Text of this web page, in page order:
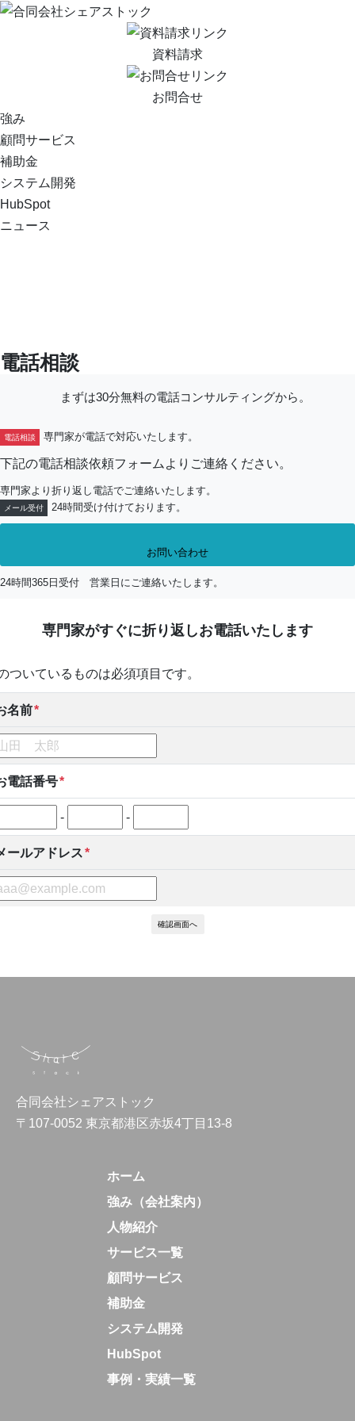
資料請求
お問合せ
強み
顧問サービス
補助金
システム開発
HubSpot
ニュース
電話相談
まずは30分無料の電話コンサルティングから。
電話相談 専門家が電話で対応いたします。
下記の電話相談依頼フォームよりご連絡ください。
専門家より折り返し電話でご連絡いたします。
メール受付 24時間受け付けております。
お問い合わせ
24時間365日受付 営業日にご連絡いたします。
専門家がすぐに折り返しお電話いたします
ついているものは必須項目です。
名前*
電話番号*
- -
ールアドレス*
合同会社シェアストック
〒107-0052 東京都港区赤坂4丁目13-8
ホーム
強み（会社案内）
人物紹介
サービス一覧
顧問サービス
補助金
システム開発
HubSpot
事例・実績一覧